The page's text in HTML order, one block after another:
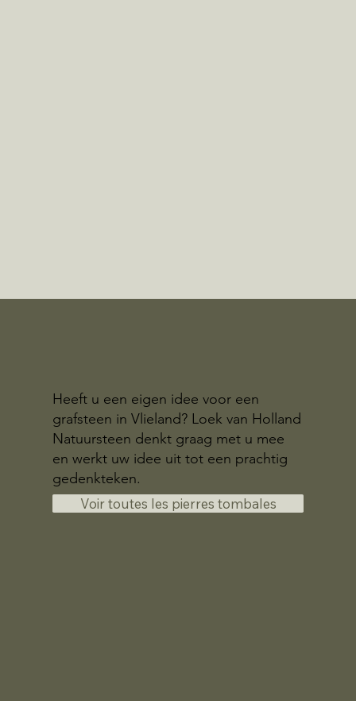
Heeft u een eigen idee voor een
grafsteen in Vlieland? Loek van Holland
Natuursteen denkt graag met u mee
en werkt uw idee uit tot een prachtig
gedenkteken.
Voir toutes les pierres tombales